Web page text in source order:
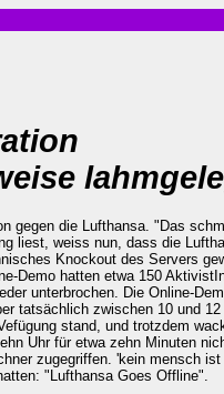
gegen die Lufthansa. "Das
liest, weiss nun, dass die
Knockout des Servers
Demo hatten etwa 150
unterbrochen. Die Online-
tatsächlich zwischen 10 und
stand, und trotzdem
Uhr für etwa zehn Minuten
zugegriffen. 'kein mensch
"Lufthansa Goes Offline".